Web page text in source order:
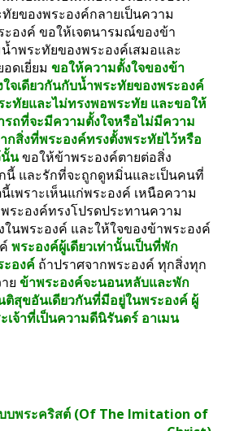
ยของพระองค์กลายเป็นความ
องค์ ขอให้เจตนารมณ์ของข้า
ำพระทัยของพระองค์เสมอและ
อดเยี่ยม ขอให้ความตั้งใจของข้า
จเดียวกันกับน้ำพระทัยของพระองค์
ทัยและไม่ทรงพอพระทัย และขอให้
ถที่จะมีความตั้งใจหรือไม่มีความ
กสิ่งที่พระองค์ทรงตั้งพระทัยไว้หรือ
นั้น ขอให้ข้าพระองค์ตายต่อสิ่ง
นี้ และรักที่จะถูกดูหมิ่นและเป็นคนที่
เพราะเห็นแก่พระองค์ เหนือความ
ระองค์ทรงโปรดประทานความ
นพระองค์ และให้ใจของข้าพระองค์
ค์ พระองค์ผู้เดียวเท่านั้นเป็นที่พัก
ะองค์ ถ้าปราศจากพระองค์ ทุกสิ่งทุก
าย ข้าพระองค์จะนอนหลับและพัก
สุขอันเดียวกันที่มีอยู่ในพระองค์ ผู้
เจ้าที่เป็นความดีนิรันดร์ อาเมน
บพระคริสต์ (Of The Imitation of